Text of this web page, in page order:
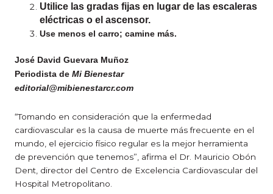
Utilice las gradas fijas en lugar de las escaleras
eléctricas o el ascensor.
Use menos el carro; camine más.
José David Guevara Muñoz
Periodista de Mi Bienestar
editorial@mibienestarcr.com
“Tomando en consideración que la enfermedad
cardiovascular es la causa de muerte más frecuente en el
mundo, el ejercicio físico regular es la mejor herramienta
de prevención que tenemos”, afirma el Dr. Mauricio Obón
Dent, director del Centro de Excelencia Cardiovascular del
Hospital Metropolitano.